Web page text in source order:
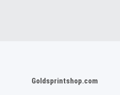
Goldsprintshop.com